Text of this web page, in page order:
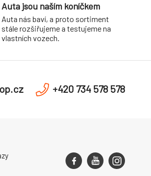
Auta jsou naším koníčkem
Auta nás baví, a proto sortiment
stále rozšiřujeme a testujeme na
vlastních vozech.
+420 734 578 578